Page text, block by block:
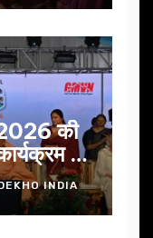
2026 की
में
INDIA